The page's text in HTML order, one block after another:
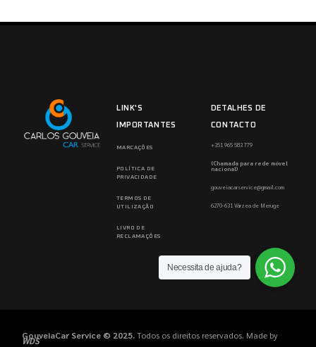
LINK'S
IMPORTANTES
MARCAÇÕES
POLÍTICA DE
PRIVACIDADE
TERMOS DE
UTILIZAÇÃO
LIVRO DE
RECLAMAÇÕES
DETALHES DE
CONTACTO
+351 965 583 779
(Chamada para rede móvel
nacional)
gouveiacarservice@gmail.com
6270-631 Várzea de Meruge
GouveiaCar Service © 2025.Todos os direitos reservados. Made by
WDS
Necessita de ajuda?